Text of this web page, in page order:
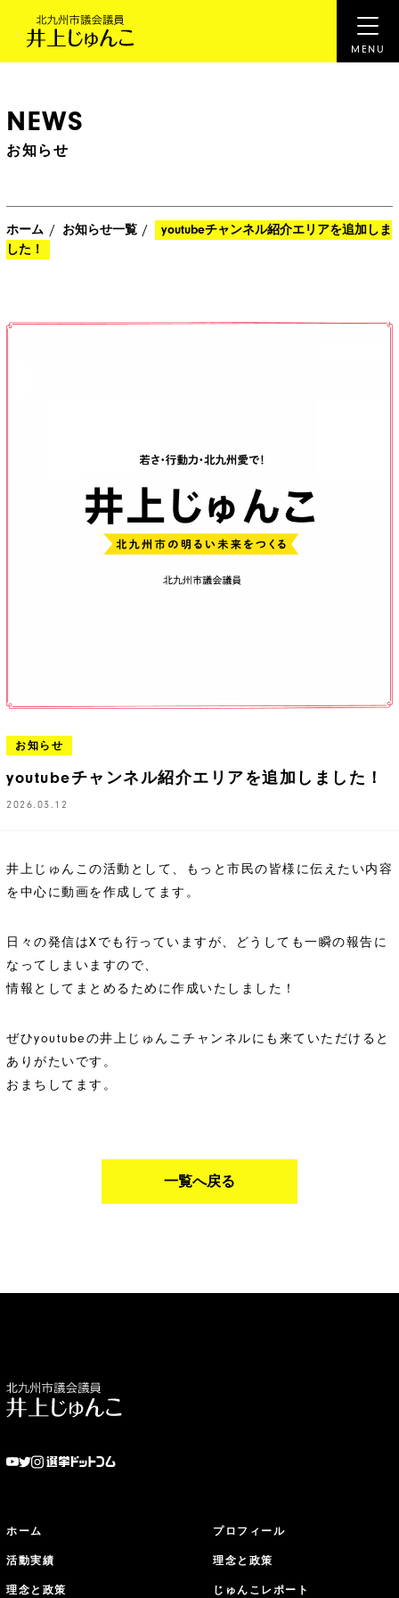
NEWS
お知らせ
ホーム / お知らせ一覧 /
youtubeチャンネル紹介エリアを追加しま
した！
お知らせ
youtubeチャンネル紹介エリアを追加しました！
2026.03.12
井上じゅんこの活動として、もっと市民の皆様に伝えたい内容
を中心に動画を作成してます。
日々の発信はXでも行っていますが、どうしても一瞬の報告に
なってしまいますので、
情報としてまとめるために作成いたしました！
ぜひyoutubeの井上じゅんこチャンネルにも来ていただけると
ありがたいです。
おまちしてます。
一覧へ戻る
ホーム
活動実績
理念と政策
プロフィール
理念と政策
じゅんこレポート